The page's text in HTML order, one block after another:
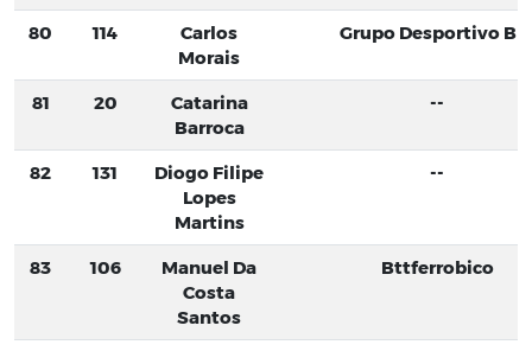
80 114
Carlos
Morais
Grupo Desportivo
81 20
Catarina
Barroca
--
82 131
Diogo Filipe
Lopes
Martins
--
83 106
Manuel Da
Costa
Santos
Bttferrobico